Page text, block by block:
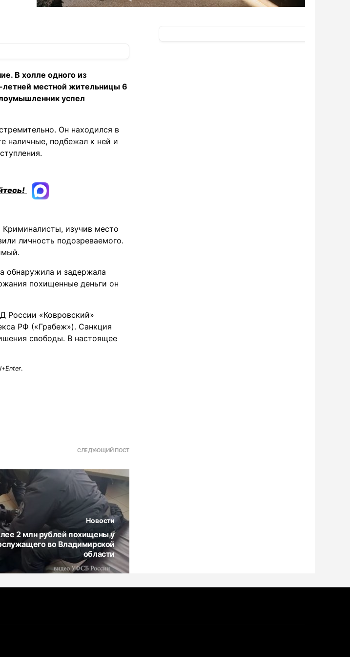
В холле одного из
летней местной жительницы 6
успел
Он находился в
наличные, подбежал к ней и
изучив место
личность подозреваемого.
обнаружила и задержала
похищенные деньги он
России «Ковровский»
РФ («Грабеж»). Санкция
свободы. В настоящее
.
СЛЕДУЮЩИЙ ПОСТ
Новости
2 млн рублей похищены у
во Владимирской
области